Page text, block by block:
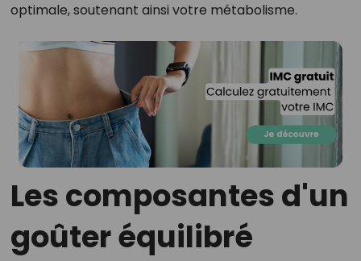
optimale, soutenant ainsi votre métabolisme.
Les composantes d'un
goûter équilibré